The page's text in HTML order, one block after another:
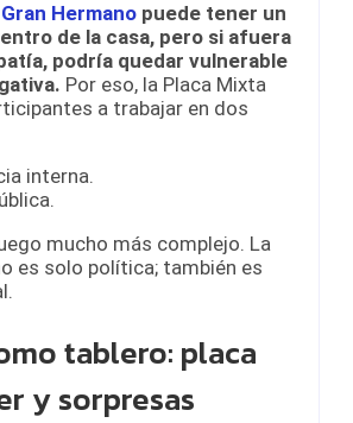
Gran Hermano puede tener un
de la casa, pero si afuera
podría quedar vulnerable
Por eso, la Placa Mixta
a trabajar en dos
interna.
mucho más complejo. La
es solo política; también es
tablero: placa
y sorpresas